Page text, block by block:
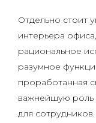
Отдельно стоит
интерьера
рациональное
разумное
проработанная
важнейшую роль
для